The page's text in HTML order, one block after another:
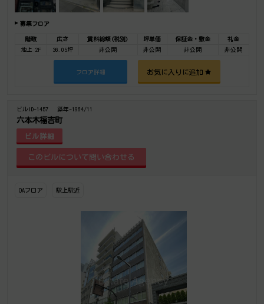
募集フロア
階数 広さ 賃料総額(税別) 坪単価 保証金・敷金
礼金
地上 2F
36.05坪 非公開 非公開 非公開 非公開
フロア詳細 お気に入りに追加
ビルID-1457 築年-1964/11
六本木福吉町
ビル詳細
OAフロア 駅上駅近